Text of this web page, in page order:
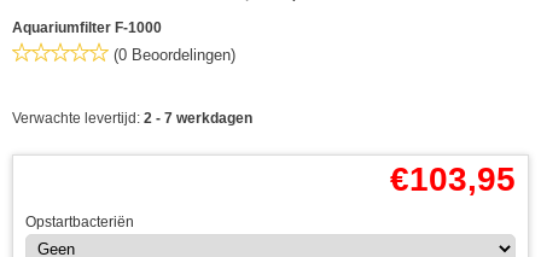
Aquariumfilter F-1000
(0 Beoordelingen)
Verwachte levertijd: 2 - 7 werkdagen
€103,95
Opstartbacteriën